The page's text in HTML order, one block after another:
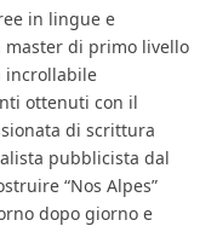
in lingue e
di primo livello
incrollabile
ottenuti con il
di scrittura
pubblicista dal
“Nos Alpes”
dopo giorno e